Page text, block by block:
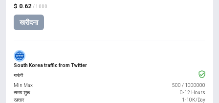
$ 0.62 / 1000
खरीदना
South Korea traffic from Twitter
गारंटी
Min Max
500 / 1000000
समय शुरू
0-12 Hours
रफ़्तार
1-10K/Day